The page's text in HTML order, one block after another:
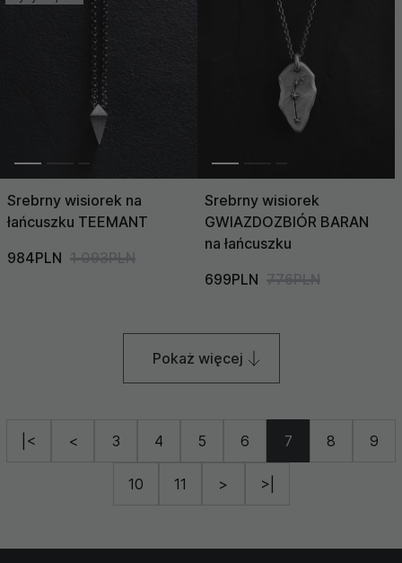
Srebrny wisiorek na
łańcuszku TEEMANT
984PLN 1 093PLN
Srebrny wisiorek
GWIAZDOZBIÓR BARAN
na łańcuszku
699PLN 776PLN
Pokaż więcej
|< < 3 4 5 6 7 8 9
10 11 > >|